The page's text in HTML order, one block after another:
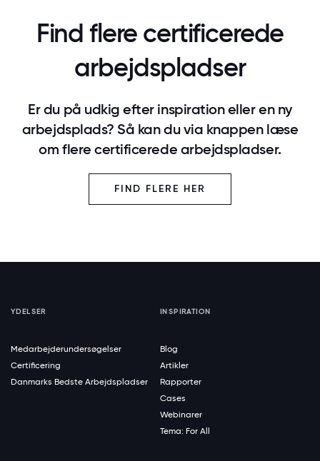
Find flere certificerede
arbejdspladser
Er du på udkig efter inspiration eller en ny
arbejdsplads? Så kan du via knappen læse
om flere certificerede arbejdspladser.
FIND FLERE HER
YDELSER
Medarbejderundersøgelser
Certificering
Danmarks Bedste Arbejdspladser
INSPIRATION
Blog
Artikler
Rapporter
Cases
Webinarer
Tema: For All